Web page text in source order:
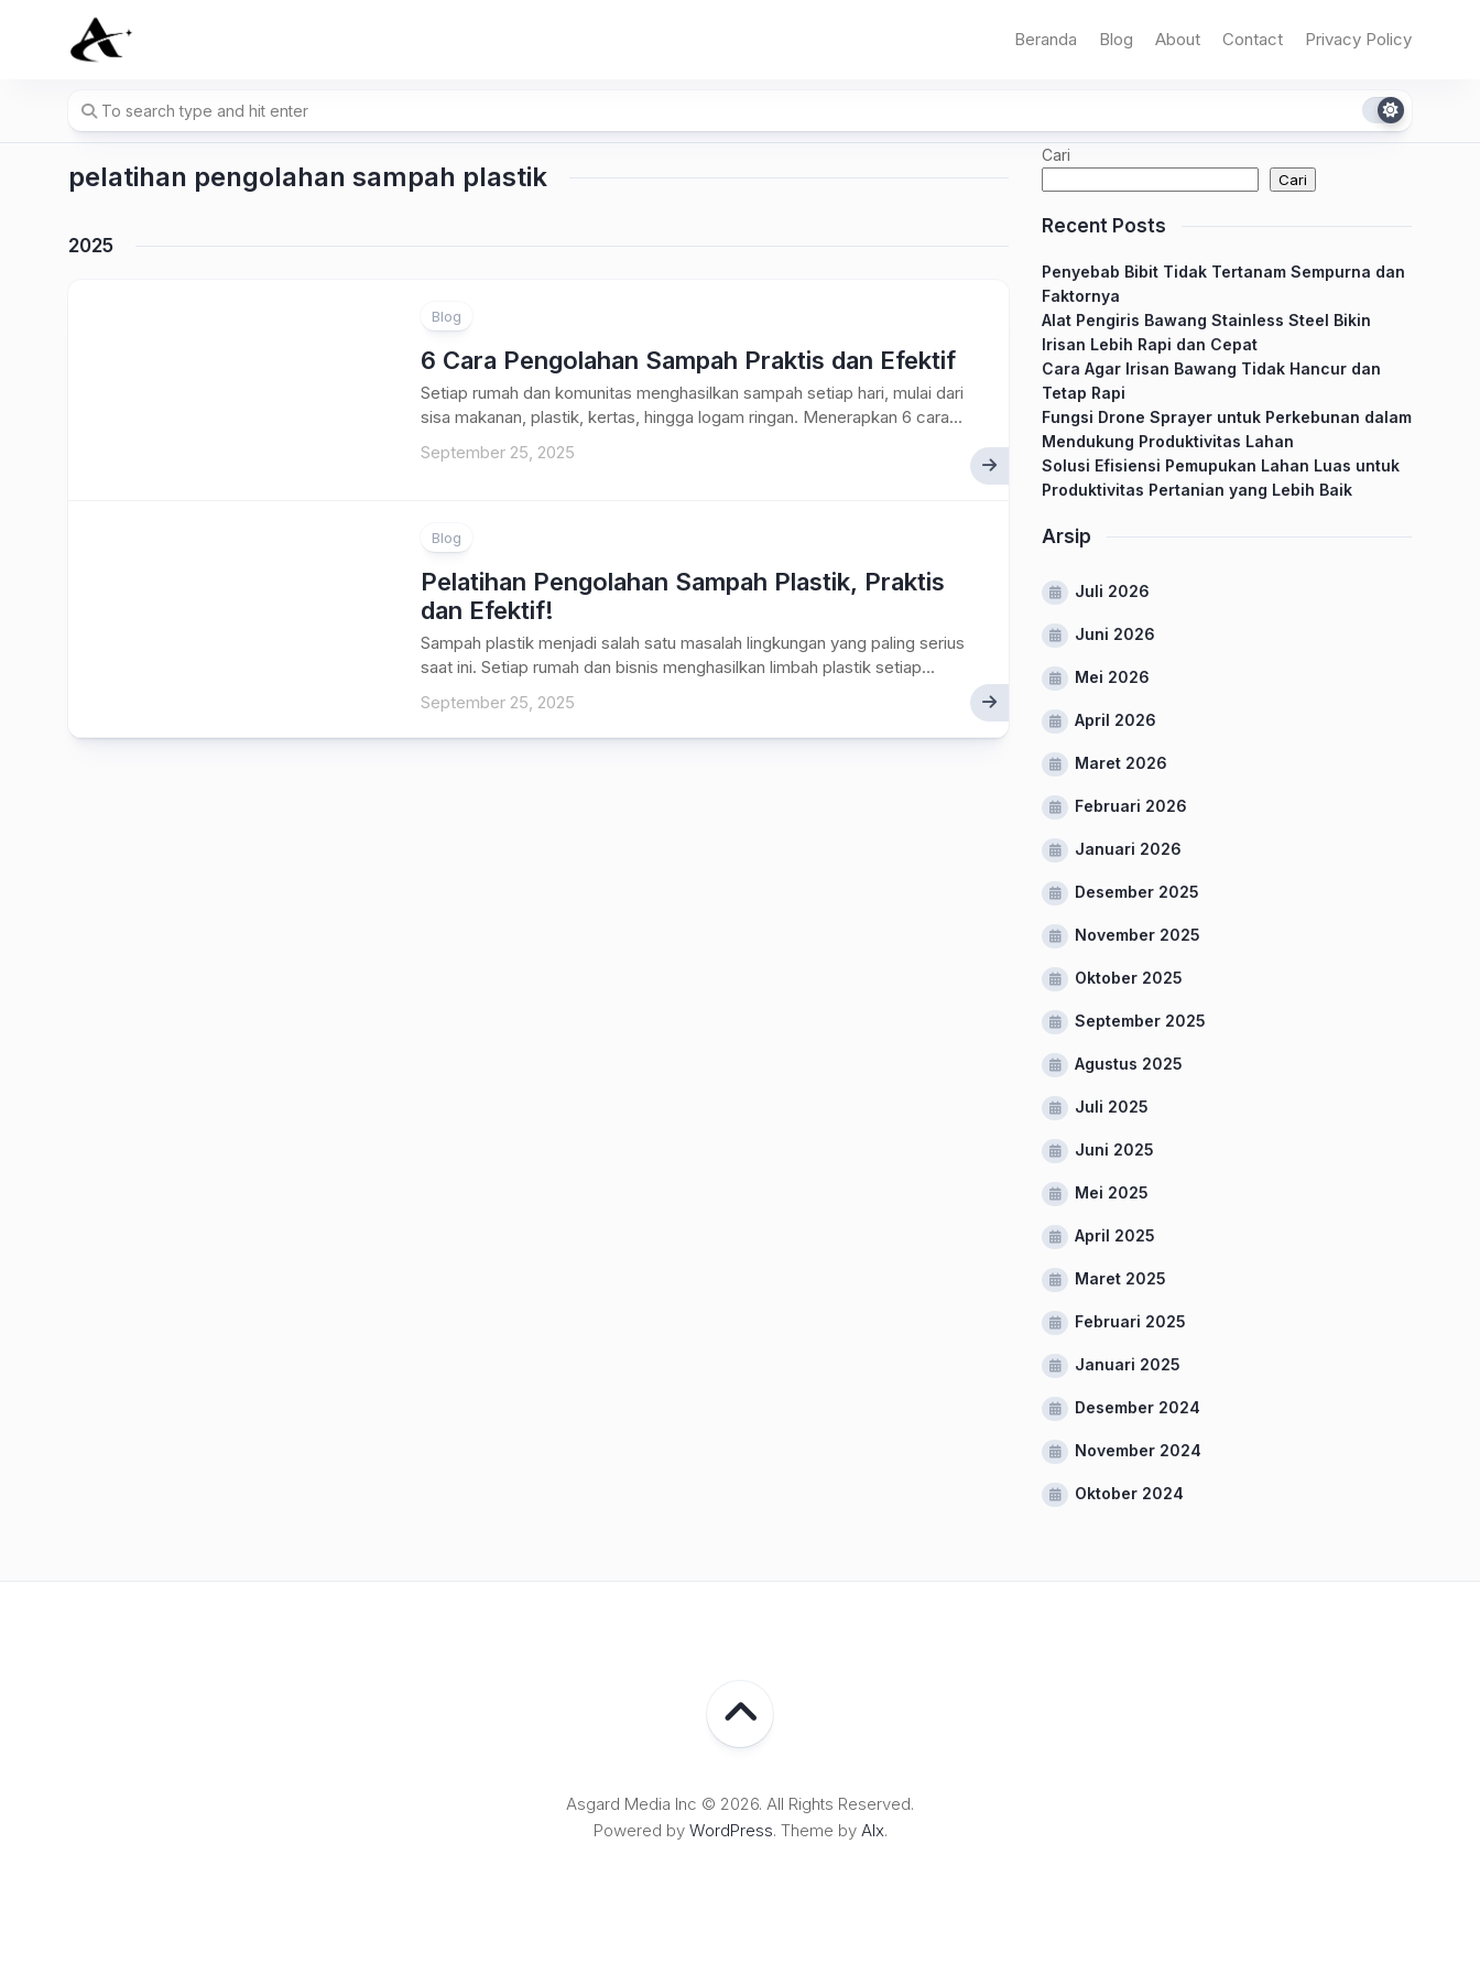
Beranda Blog About Contact Privacy Policy
pelatihan pengolahan sampah plastik
2025
Blog
6 Cara Pengolahan Sampah Praktis dan Efektif
Setiap rumah dan komunitas menghasilkan sampah setiap hari, mulai dari
sisa makanan, plastik, kertas, hingga logam ringan. Menerapkan 6 cara...
September 25, 2025
Blog
Pelatihan Pengolahan Sampah Plastik, Praktis
dan Efektif!
Sampah plastik menjadi salah satu masalah lingkungan yang paling serius
saat ini. Setiap rumah dan bisnis menghasilkan limbah plastik setiap...
September 25, 2025
Cari
Cari
Recent Posts
Penyebab Bibit Tidak Tertanam Sempurna dan
Faktornya
Alat Pengiris Bawang Stainless Steel Bikin
Irisan Lebih Rapi dan Cepat
Cara Agar Irisan Bawang Tidak Hancur dan
Tetap Rapi
Fungsi Drone Sprayer untuk Perkebunan dalam
Mendukung Produktivitas Lahan
Solusi Efisiensi Pemupukan Lahan Luas untuk
Produktivitas Pertanian yang Lebih Baik
Arsip
Juli 2026
Juni 2026
Mei 2026
April 2026
Maret 2026
Februari 2026
Januari 2026
Desember 2025
November 2025
Oktober 2025
September 2025
Agustus 2025
Juli 2025
Juni 2025
Mei 2025
April 2025
Maret 2025
Februari 2025
Januari 2025
Desember 2024
November 2024
Oktober 2024
Asgard Media Inc © 2026. All Rights Reserved.
Powered by WordPress. Theme by Alx.